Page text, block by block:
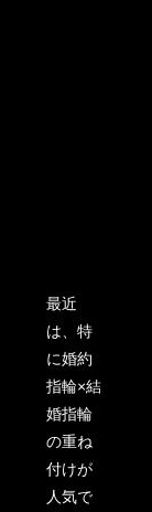
最近
は、特
に婚約
指輪×結
婚指輪
の重ね
付けが
人気で